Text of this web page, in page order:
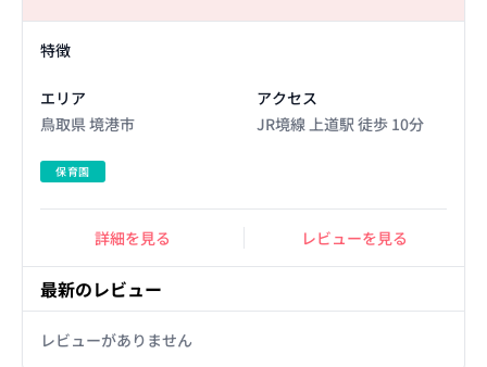
特徴
エリア
鳥取県 境港市
アクセス
JR境線 上道駅 徒歩 10分
保育園
詳細を見る レビューを見る
最新のレビュー
レビューがありません